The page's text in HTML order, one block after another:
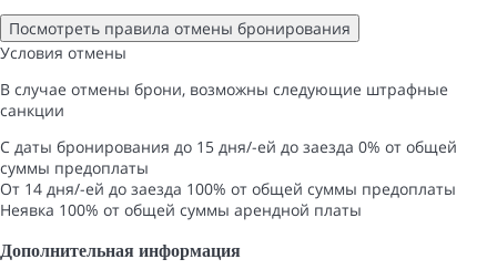
Посмотреть правила отмены бронирования
Условия отмены
В случае отмены брони, возможны следующие штрафные
санкции
С даты бронирования до 15 дня/-ей до заезда 0% от общей
суммы предоплаты
От 14 дня/-ей до заезда 100% от общей суммы предоплаты
Неявка 100% от общей суммы арендной платы
Дополнительная информация